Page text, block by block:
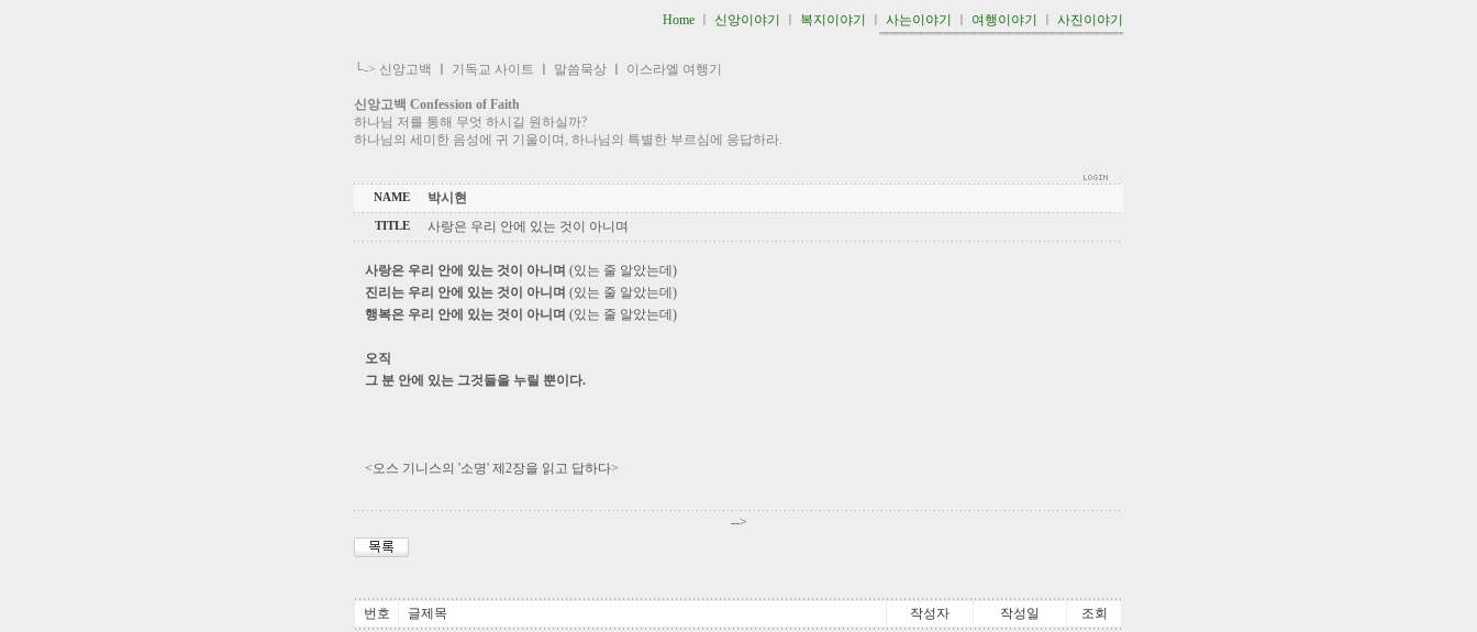
Home 신앙이야기 복지이야기 사는이야기 여행이야기
사진이야기
'''''''''''''''''''''''''''''''''''''''''''''''''''''''''''''''''''''''''''''''''''''''''''''''''''''''''''''''
└-> 신앙고백 기독교 사이트 말씀묵상 이스라엘 여행기
신앙고백 Confession of Faith
하나님 저를 통해 무엇 하시길 원하실까?
하나님의 세미한 음성에 귀 기울이며, 하나님의 특별한 부르심에 응답하라.
NAME 박시현
TITLE 사랑은 우리 안에 있는 것이 아니며
사랑은 우리 안에 있는 것이 아니며 (있는 줄 알았는데)
진리는 우리 안에 있는 것이 아니며 (있는 줄 알았는데)
행복은 우리 안에 있는 것이 아니며 (있는 줄 알았는데)
오직
그 분 안에 있는 그것들을 누릴 뿐이다.
<오스 기니스의 '소명' 제2장을 읽고 답하다>
-->
번호 글제목 작성자 작성일 조회